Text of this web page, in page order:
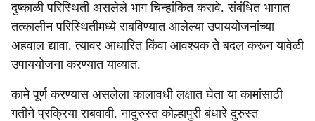
दुष्काळी परिस्थिती असलेले भाग चिन्हांकित करावे. संबंधित भागात
तत्कालीन परिस्थितीमध्ये राबविण्यात आलेल्या उपाययोजनांच्या
अहवाल द्यावा. त्यावर आधारित किंवा आवश्यक ते बदल करून यावेळी
उपाययोजना करण्यात याव्यात.
कामे पूर्ण करण्यास असलेला कालावधी लक्षात घेता या कामांसाठी
गतीने प्रक्रिया राबवावी. नादुरुस्त कोल्हापुरी बंधारे दुरुस्त